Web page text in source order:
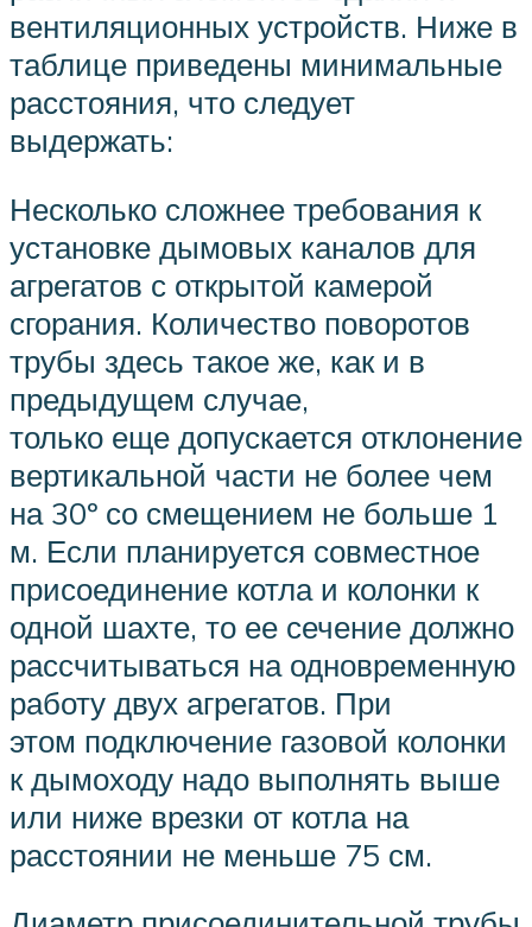
вентиляционных устройств. Ниже в
таблице приведены минимальные
расстояния, что следует
выдержать:
Несколько сложнее требования к
установке дымовых каналов для
агрегатов с открытой камерой
сгорания. Количество поворотов
трубы здесь такое же, как и в
предыдущем случае,
только еще допускается отклонение
вертикальной части не более чем
на 30º со смещением не больше 1
м. Если планируется совместное
присоединение котла и колонки к
одной шахте, то ее сечение должно
рассчитываться на одновременную
работу двух агрегатов. При
этом подключение газовой колонки
к дымоходу надо выполнять выше
или ниже врезки от котла на
расстоянии не меньше 75 см.